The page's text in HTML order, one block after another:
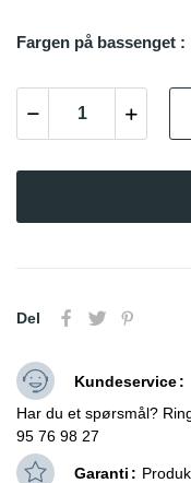
Fargen på bassenget :
Del
Kundeservice
Har du et spørsmål?
95 76 98 27
Garanti